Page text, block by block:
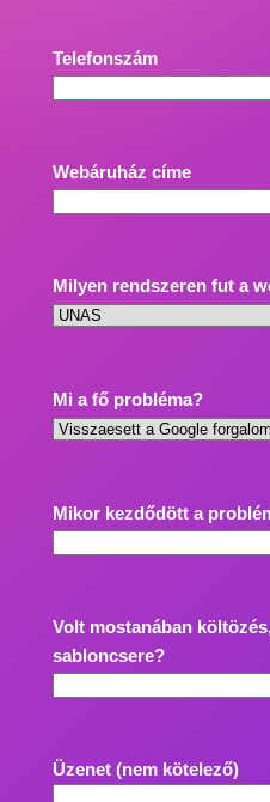
Telefonszám
Webáruház címe
Milyen rendszeren fut a
Mi a fő probléma?
Mikor kezdődött a
Volt mostanában
sabloncsere?
Üzenet (nem kötelező)